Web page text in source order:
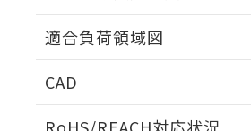
適合負荷領域図
CAD